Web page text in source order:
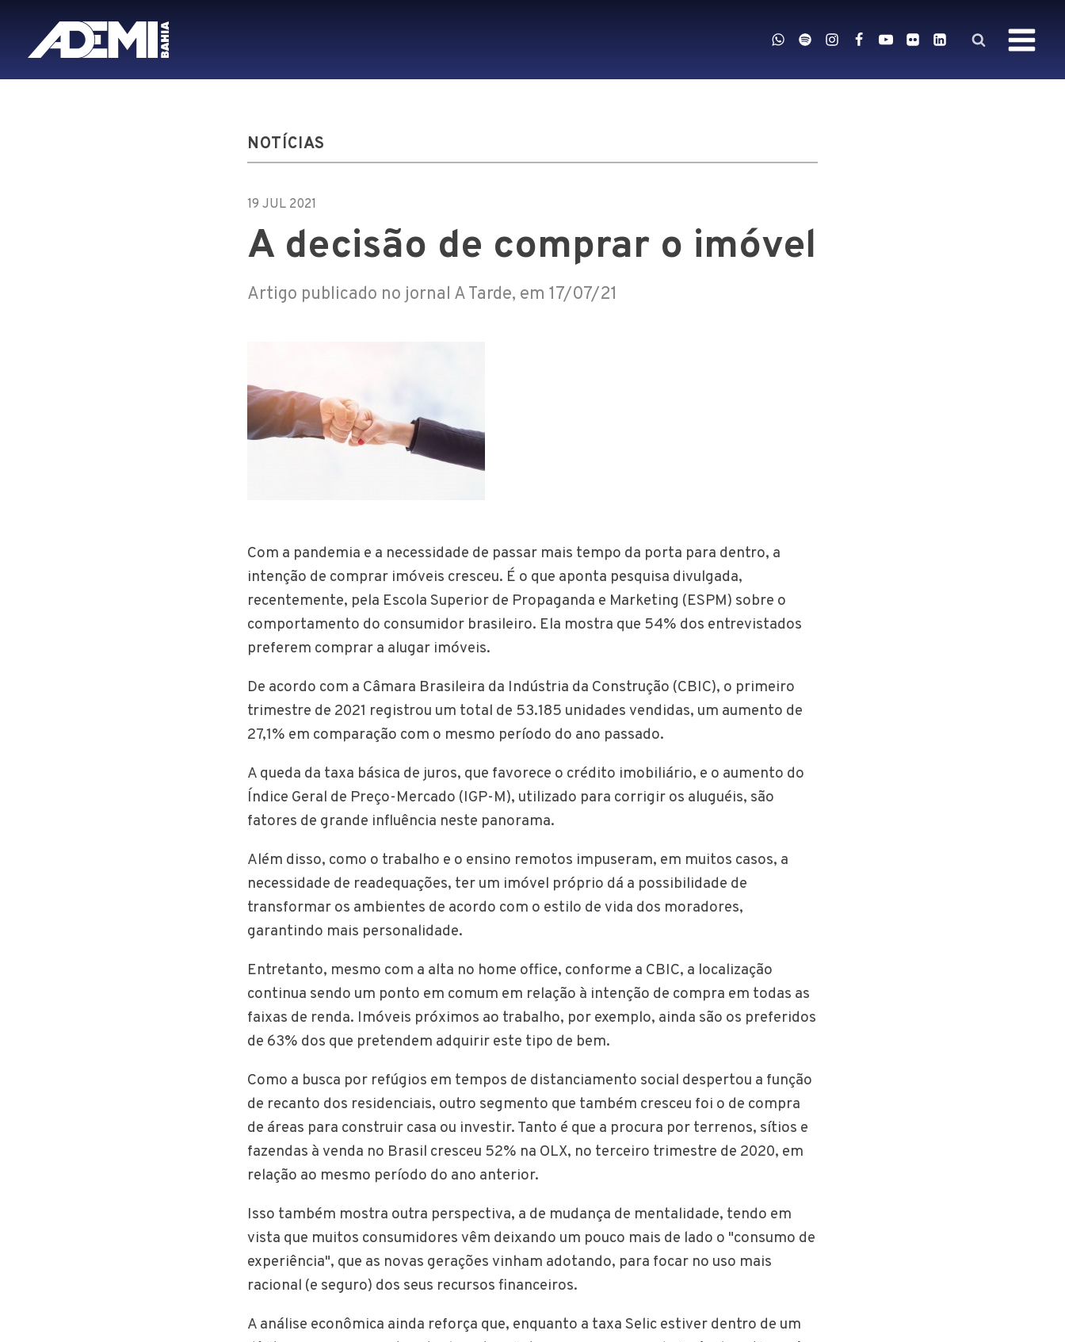
NOTÍCIAS
19 JUL 2021
A decisão de comprar o imóvel
Artigo publicado no jornal A Tarde, em 17/07/21
Com a pandemia e a necessidade de passar mais tempo da porta para dentro, a
intenção de comprar imóveis cresceu. É o que aponta pesquisa divulgada,
recentemente, pela Escola Superior de Propaganda e Marketing (ESPM) sobre o
comportamento do consumidor brasileiro. Ela mostra que 54% dos entrevistados
preferem comprar a alugar imóveis.
De acordo com a Câmara Brasileira da Indústria da Construção (CBIC), o primeiro
trimestre de 2021 registrou um total de 53.185 unidades vendidas, um aumento de
27,1% em comparação com o mesmo período do ano passado.
A queda da taxa básica de juros, que favorece o crédito imobiliário, e o aumento do
Índice Geral de Preço-Mercado (IGP-M), utilizado para corrigir os aluguéis, são
fatores de grande influência neste panorama.
Além disso, como o trabalho e o ensino remotos impuseram, em muitos casos, a
necessidade de readequações, ter um imóvel próprio dá a possibilidade de
transformar os ambientes de acordo com o estilo de vida dos moradores,
garantindo mais personalidade.
Entretanto, mesmo com a alta no home office, conforme a CBIC, a localização
continua sendo um ponto em comum em relação à intenção de compra em todas as
faixas de renda. Imóveis próximos ao trabalho, por exemplo, ainda são os preferidos
de 63% dos que pretendem adquirir este tipo de bem.
Como a busca por refúgios em tempos de distanciamento social despertou a função
de recanto dos residenciais, outro segmento que também cresceu foi o de compra
de áreas para construir casa ou investir. Tanto é que a procura por terrenos, sítios e
fazendas à venda no Brasil cresceu 52% na OLX, no terceiro trimestre de 2020, em
relação ao mesmo período do ano anterior.
Isso também mostra outra perspectiva, a de mudança de mentalidade, tendo em
vista que muitos consumidores vêm deixando um pouco mais de lado o "consumo de
experiência", que as novas gerações vinham adotando, para focar no uso mais
racional (e seguro) dos seus recursos financeiros.
A análise econômica ainda reforça que, enquanto a taxa Selic estiver dentro de um